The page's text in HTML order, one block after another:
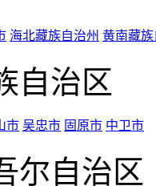
海北藏族自治州 黄南藏族
自治区
市 吴忠市 固原市 中卫市
尔自治区